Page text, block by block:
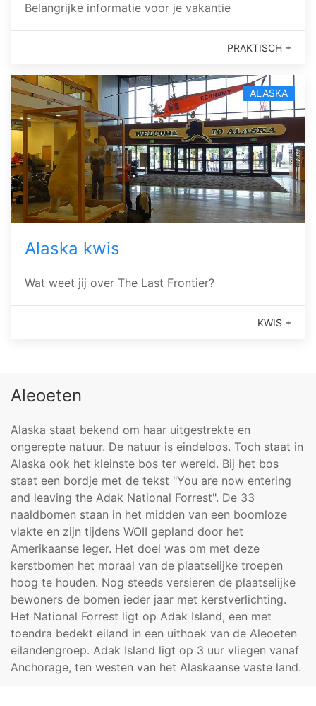
Belangrijke informatie voor je vakantie
PRAKTISCH +
ALASKA
Alaska kwis
Wat weet jij over The Last Frontier?
KWIS +
Aleoeten
Alaska staat bekend om haar uitgestrekte en
ongerepte natuur. De natuur is eindeloos. Toch staat in
Alaska ook het kleinste bos ter wereld. Bij het bos
staat een bordje met de tekst "You are now entering
and leaving the Adak National Forrest". De 33
naaldbomen staan in het midden van een boomloze
vlakte en zijn tijdens WOII gepland door het
Amerikaanse leger. Het doel was om met deze
kerstbomen het moraal van de plaatselijke troepen
hoog te houden. Nog steeds versieren de plaatselijke
bewoners de bomen ieder jaar met kerstverlichting.
Het National Forrest ligt op Adak Island, een met
toendra bedekt eiland in een uithoek van de Aleoeten
eilandengroep. Adak Island ligt op 3 uur vliegen vanaf
Anchorage, ten westen van het Alaskaanse vaste land.